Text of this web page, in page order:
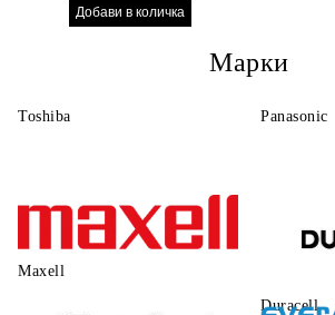
АПАРАТ
Марки
Toshiba Panasonic
Maxell
Duracell